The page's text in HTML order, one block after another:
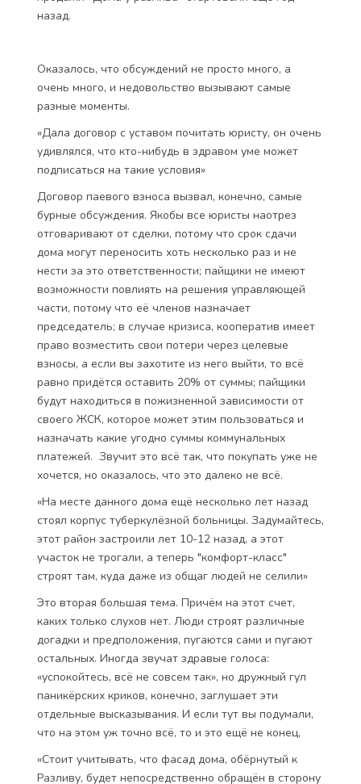
назад.
Оказалось, что обсуждений не просто много, а
очень много, и недовольство вызывают самые
разные моменты.
«Дала договор с уставом почитать юристу, он очень
удивлялся, что кто-нибудь в здравом уме может
подписаться на такие условия»
Договор паевого взноса вызвал, конечно, самые
бурные обсуждения. Якобы все юристы наотрез
отговаривают от сделки, потому что срок сдачи
дома могут переносить хоть несколько раз и не
нести за это ответственности; пайщики не имеют
возможности повлиять на решения управляющей
части, потому что её членов назначает
председатель; в случае кризиса, кооператив имеет
право возместить свои потери через целевые
взносы, а если вы захотите из него выйти, то всё
равно придётся оставить 20% от суммы; пайщики
будут находиться в пожизненной зависимости от
своего ЖСК, которое может этим пользоваться и
назначать какие угодно суммы коммунальных
платежей. Звучит это всё так, что покупать уже не
хочется, но оказалось, что это далеко не всё.
«На месте данного дома ещё несколько лет назад
стоял корпус туберкулёзной больницы. Задумайтесь,
этот район застроили лет 10-12 назад, а этот
участок не трогали, а теперь "комфорт-класс"
строят там, куда даже из общаг людей не селили»
Это вторая большая тема. Причём на этот счет,
каких только слухов нет. Люди строят различные
догадки и предположения, пугаются сами и пугают
остальных. Иногда звучат здравые голоса:
«успокойтесь, всё не совсем так», но дружный гул
паникёрских криков, конечно, заглушает эти
отдельные высказывания. И если тут вы подумали,
что на этом уж точно всё, то и это ещё не конец,
«Стоит учитывать, что фасад дома, обёрнутый к
Разливу, будет непосредственно обращён в сторону